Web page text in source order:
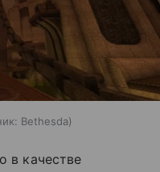
Bethesda
в качестве